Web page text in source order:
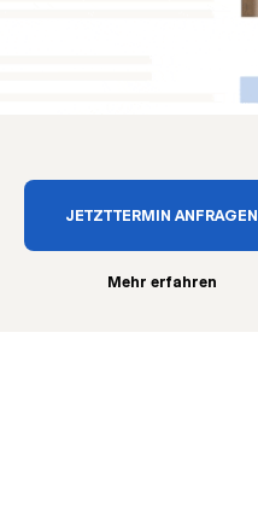
JETZT TERMIN ANFRAGEN
Mehr erfahren